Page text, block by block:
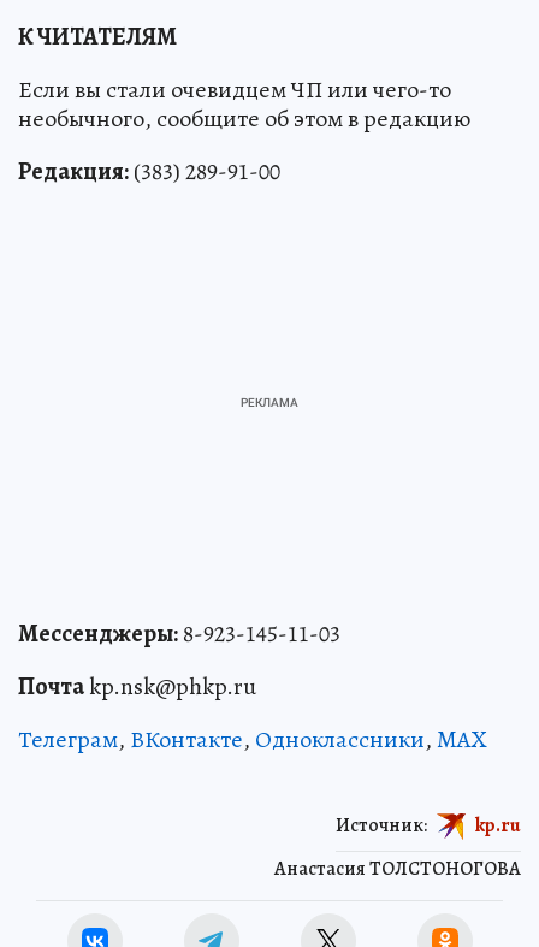
К ЧИТАТЕЛЯМ
Если вы стали очевидцем ЧП или чего-то
необычного, сообщите об этом в редакцию
Редакция:(383) 289-91-00
Мессенджеры:8-923-145-11-03
Почтаkp.nsk@phkp.ru
Телеграм, ВКонтакте, Одноклассники,MAX
Анастасия ТОЛСТОНОГОВА
Источник: kp.ru